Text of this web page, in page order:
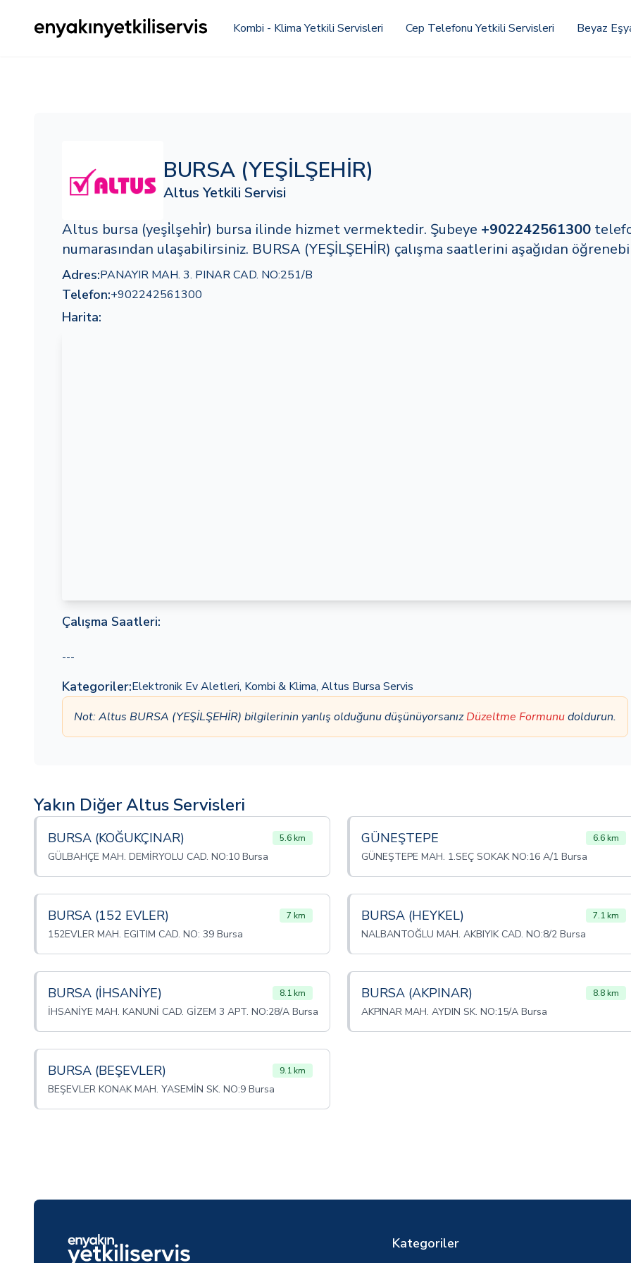
Kombi - Klima Yetkili Servisleri Cep Telefonu Yetkili Servisleri Beyaz
BURSA (YEŞİLŞEHİR)
Altus Yetkili Servisi
Altus bursa (yeşi̇lşehi̇r) bursa ilinde hizmet vermektedir. Şubeye +902242561300
numarasından ulaşabilirsiniz. BURSA (YEŞİLŞEHİR) çalışma saatlerini aşağıdan
Adres:PANAYIR MAH. 3. PINAR CAD. NO:251/B
Telefon:+902242561300
Harita:
Çalışma Saatleri:
---
Kategoriler:Elektronik Ev Aletleri, Kombi & Klima, Altus Bursa Servis
Not: Altus BURSA (YEŞİLŞEHİR) bilgilerinin yanlış olduğunu düşünüyorsanızDüzeltme Formunudoldurun.
Yakın Diğer Altus Servisleri
BURSA (KOĞUKÇINAR) 5.6 km
GÜLBAHÇE MAH. DEMİRYOLU CAD. NO:10 Bursa
GÜNEŞTEPE 6.6 km
GÜNEŞTEPE MAH. 1.SEÇ SOKAK NO:16 A/1 Bursa
BURSA (152 EVLER) 7 km
152EVLER MAH. EGITIM CAD. NO: 39 Bursa
BURSA (HEYKEL) 7.1 km
NALBANTOĞLU MAH. AKBIYIK CAD. NO:8/2 Bursa
BURSA (İHSANİYE) 8.1 km
İHSANİYE MAH. KANUNİ CAD. GİZEM 3 APT. NO:28/A Bursa
BURSA (AKPINAR) 8.8 km
AKPINAR MAH. AYDIN SK. NO:15/A Bursa
BURSA (BEŞEVLER) 9.1 km
BEŞEVLER KONAK MAH. YASEMİN SK. NO:9 Bursa
Kategoriler